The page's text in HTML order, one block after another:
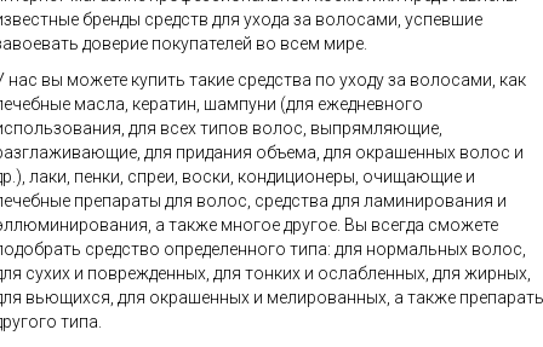
бренды средств для ухода за волосами, успевшие
доверие покупателей во всем мире.
нас вы можете купить такие средства по уходу за волосами, как
масла, кератин, шампуни (для ежедневного
для всех типов волос, выпрямляющие,
для придания объема, для окрашенных волос и
лаки, пенки, спреи, воски, кондиционеры, очищающие и
препараты для волос, средства для ламинирования и
а также многое другое. Вы всегда сможете
средство определенного типа: для нормальных волос,
сухих и поврежденных, для тонких и ослабленных, для жирных,
вьющихся, для окрашенных и мелированных, а также
типа.